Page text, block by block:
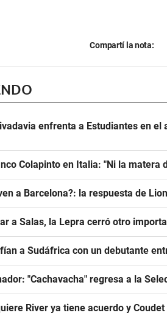
Compartí la nota:
enfrenta a Estudiantes en
Colapinto en Italia: "Ni la matera
a Barcelona?: la respuesta de
a Salas, la Lepra cerró otro
a Sudáfrica con un debutante
"Cachavacha" regresa a la
River ya tiene acuerdo y